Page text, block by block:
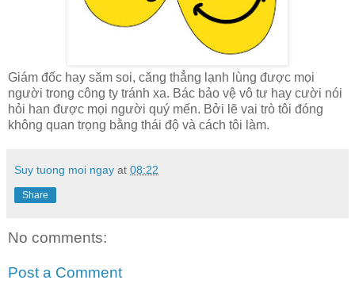
Giám đốc hay săm soi, căng thẳng lạnh lùng được mọi
người trong công ty tránh xa. Bác bảo vệ vô tư hay cười nói
hỏi han được mọi người quý mến. Bởi lẽ vai trò tôi đóng
không quan trọng bằng thái độ và cách tôi làm.
Suy tuong moi ngay at 08:22
Share
No comments:
Post a Comment